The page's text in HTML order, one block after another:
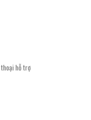
thoại hỗ trợ